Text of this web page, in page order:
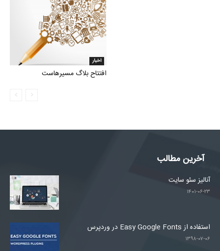
اخبار
افتتاح بلاگ مسیرهاست
آخرین مطالب
آنالیز سئو سایت
۱۴۰۱-۰۶-۲۳
استفاده از Easy Google Fonts در وردپرس
۱۳۹۸-۰۷-۰۶